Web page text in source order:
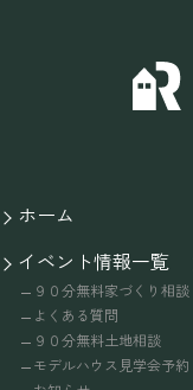
ホーム
イベント情報一覧
９０分無料家づくり相談
よくある質問
９０分無料土地相談
モデルハウス見学会予約